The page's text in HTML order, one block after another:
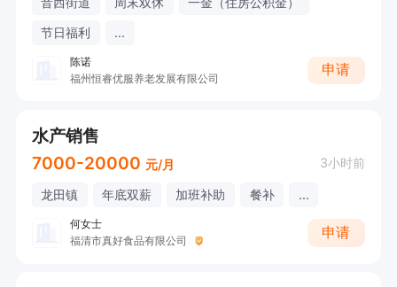
节日福利
...
陈诺
福州恒睿优服养老发展有限公司
申请
水产销售
7000-20000 元/月 3小时前
龙田镇 年底双薪 加班补助 餐补 ...
何女士
福清市真好食品有限公司
申请